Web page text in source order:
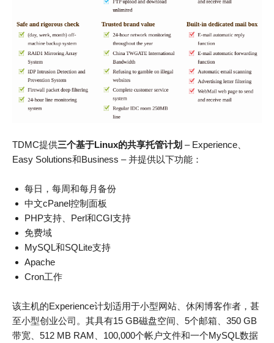
TDMC提供三个基于Linux的共享托管计划 – Experience、
Easy Solutions和Business – 并提供以下功能：
每日，每周和每月备份
中文cPanel控制面板
PHP支持、Perl和CGI支持
免费域
MySQL和SQLite支持
Apache
Cron工作
该主机的Experience计划适用于小型网站、休闲博客作者，甚
至小型创业公司。其具有15 GB磁盘空间、5个邮箱、350 GB
带宽、512 MB RAM、100,000个帐户文件和一个MySQL数据